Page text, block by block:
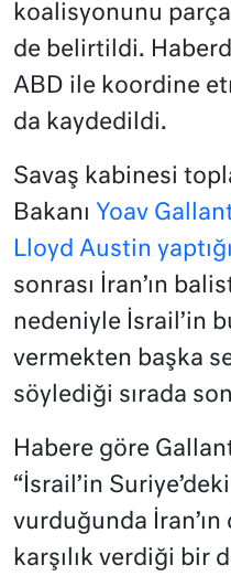
koalisyonunu
de belirtildi.
ABD ile koordine
da kaydedildi.
Savaş kabinesi
Bakanı Yoav
Lloyd Austin
sonrası İran’ın
nedeniyle İsrail’in
vermekten başka
söylediği sırada
Habere göre
“İsrail’in
vurduğunda İran’ın
karşılık verdiği bir